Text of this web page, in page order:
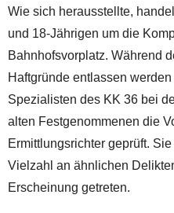
Wie sich herausstellte,
und 18-Jährigen um die
Bahnhofsvorplatz. Während
Haftgründe entlassen
Spezialisten des KK 36 bei
alten Festgenommenen die
Ermittlungsrichter geprüft.
Vielzahl an ähnlichen
Erscheinung getreten.